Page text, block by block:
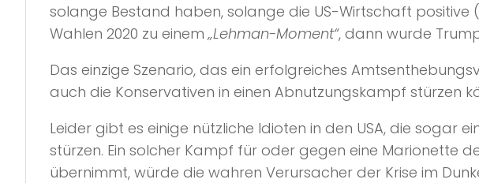
solange Bestand haben, solange die US-Wirtschaft
Wahlen 2020 zu einem„Lehman-Moment“, dann wurde
Das einzige Szenario, das ein erfolgreiches
auch die Konservativen in einen Abnutzungskampf stürzen
Leider gibt es einige nützliche Idioten in den USA, die sogar
stürzen. Ein solcher Kampf für oder gegen eine Marionette
übernimmt, würde die wahren Verursacher der Krise im